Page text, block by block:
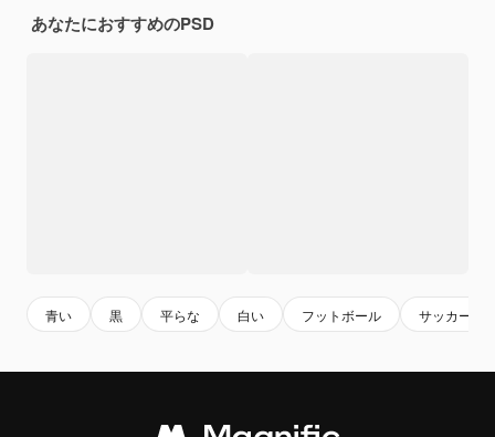
あなたにおすすめのPSD
青い 黒 平らな 白い フットボール サッカー